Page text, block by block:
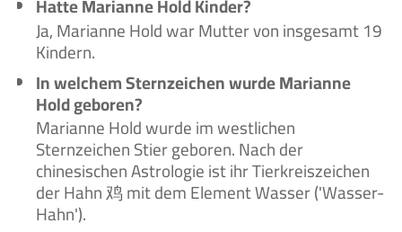
Hatte Marianne Hold Kinder?
Ja, Marianne Hold war Mutter von insgesamt 19
Kindern.
In welchem Sternzeichen wurde Marianne
Hold geboren?
Marianne Hold wurde im westlichen
Sternzeichen Stier geboren. Nach der
chinesischen Astrologie ist ihr Tierkreiszeichen
der Hahn 鸡 mit dem Element Wasser ('Wasser-
Hahn').